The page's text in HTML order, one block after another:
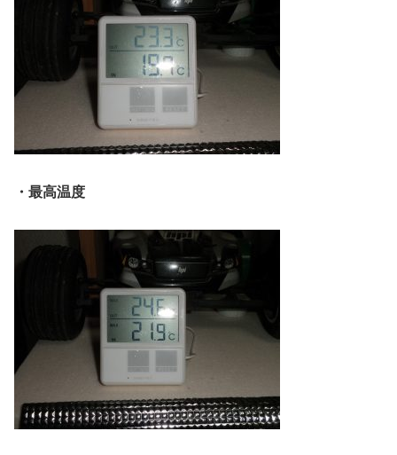
・最高温度